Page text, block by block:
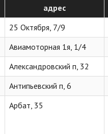
адрес
25 Октября, 7/9
Авиамоторная 1я, 1/4
Александровский п, 32
Антипьевский п, 6
Арбат, 35